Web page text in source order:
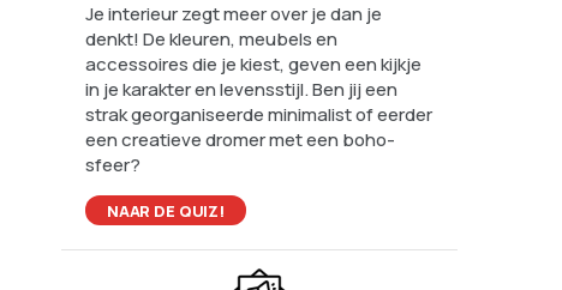
Je interieur zegt meer over je dan je
denkt! De kleuren, meubels en
accessoires die je kiest, geven een kijkje
in je karakter en levensstijl. Ben jij een
strak georganiseerde minimalist of eerder
een creatieve dromer met een boho-
sfeer?
NAAR DE QUIZ!